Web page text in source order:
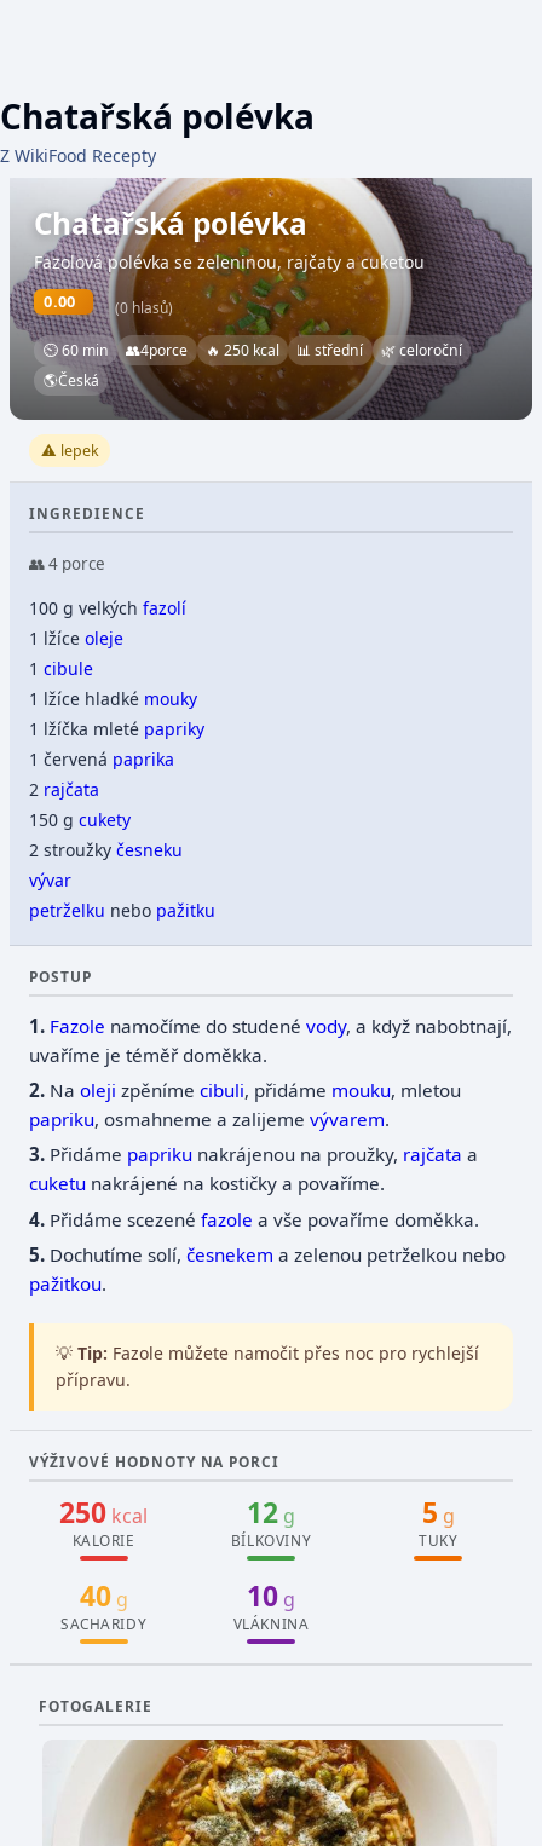
Chatařská polévka
Z WikiFood Recepty
Chatařská polévka
Fazolová polévka se zeleninou, rajčaty a cuketou
0.00 (0 hlasů)
⏲ 60 min 👥4porce 🔥 250 kcal 📊 střední
🌿 celoroční
🌎Česká
⚠️ lepek
INGREDIENCE
👥 4 porce
100 g velkýchfazolí
1 lžíceoleje
1cibule
1 lžíce hladké mouky
1 lžíčka mleté papriky
1 červená paprika
2 rajčata
150 gcukety
2 stroužkyčesneku
vývar
petrželku nebo pažitku
POSTUP
Fazole namočíme do studenévody, a když nabobtnají,
uvaříme je téměř doměkka.
Naoleji zpěnímecibuli, přidáme mouku, mletou
papriku, osmahneme a zalijemevývarem.
Přidáme papriku nakrájenou na proužky, rajčata a
cuketu nakrájené na kostičky a povaříme.
Přidáme scezenéfazole a vše povaříme doměkka.
Dochutíme solí,česnekem a zelenou petrželkou nebo
pažitkou.
💡 Tip: Fazole můžete namočit přes noc pro rychlejší
přípravu.
VÝŽIVOVÉ HODNOTY NA PORCI
250 kcal
KALORIE
12g
BÍLKOVINY
5 g
TUKY
40g
SACHARIDY
10g
VLÁKNINA
FOTOGALERIE